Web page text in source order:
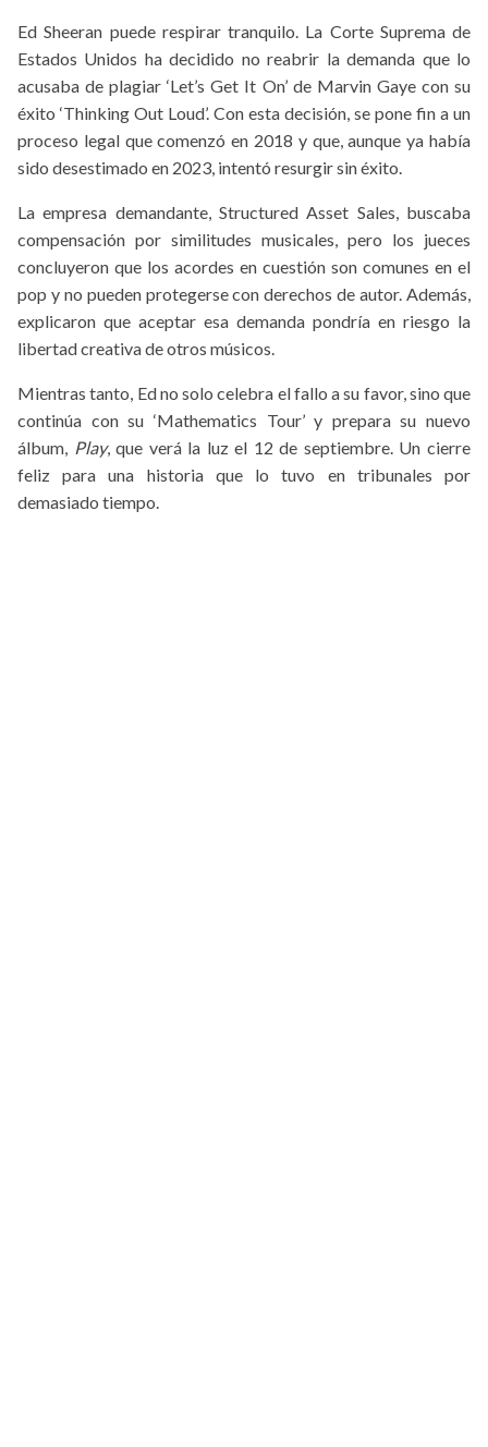
Ed Sheeran puede respirar tranquilo. La Corte Suprema de
Estados Unidos ha decidido no reabrir la demanda que lo
acusaba de plagiar ‘Let’s Get It On’ de Marvin Gaye con su
éxito ‘Thinking Out Loud’. Con esta decisión, se pone fin a un
proceso legal que comenzó en 2018 y que, aunque ya había
sido desestimado en 2023, intentó resurgir sin éxito.
La empresa demandante, Structured Asset Sales, buscaba
compensación por similitudes musicales, pero los jueces
concluyeron que los acordes en cuestión son comunes en el
pop y no pueden protegerse con derechos de autor. Además,
explicaron que aceptar esa demanda pondría en riesgo la
libertad creativa de otros músicos.
Mientras tanto, Ed no solo celebra el fallo a su favor, sino que
continúa con su ‘Mathematics Tour’ y prepara su nuevo
álbum, Play, que verá la luz el 12 de septiembre. Un cierre
feliz para una historia que lo tuvo en tribunales por
demasiado tiempo.